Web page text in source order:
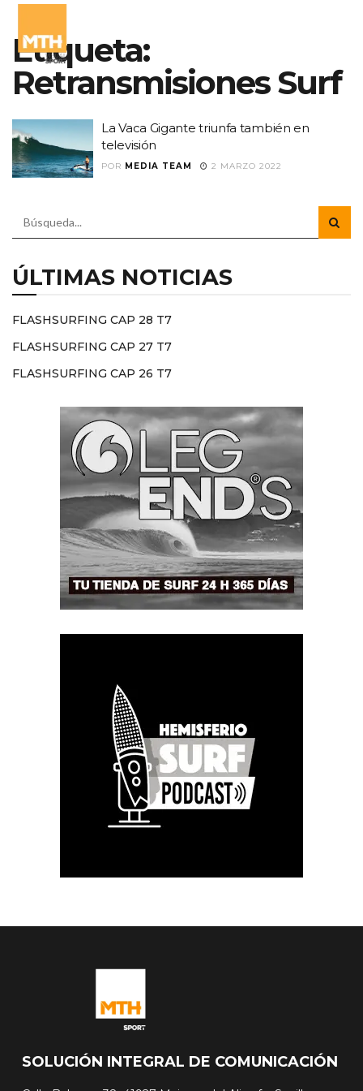
Etiqueta:
Retransmisiones Surf
La Vaca Gigante triunfa también en
televisión
POR MEDIA TEAM 2 MARZO 2022
ÚLTIMAS NOTICIAS
FLASHSURFING CAP 28 T7
FLASHSURFING CAP 27 T7
FLASHSURFING CAP 26 T7
SOLUCIÓN INTEGRAL DE COMUNICACIÓN